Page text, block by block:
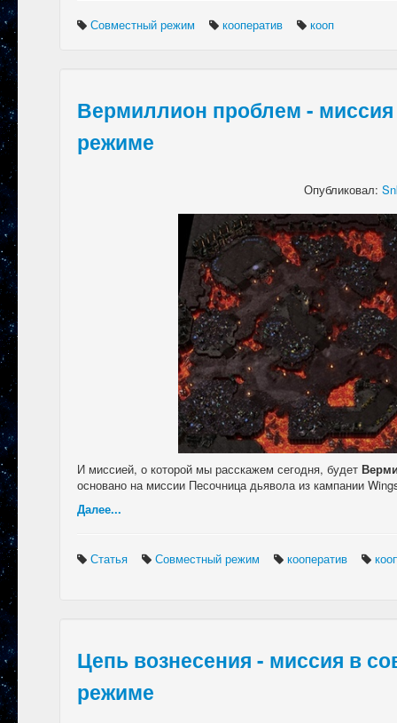
Совместный режим кооператив кооп
Вермиллион проблем -
режиме
Опубликовал:
И миссией, о которой мы расскажем сегодня, будет
основано на миссии Песочница дьявола из кампании
Далее...
Статья Совместный режим кооператив
Цепь вознесения - миссия в
режиме